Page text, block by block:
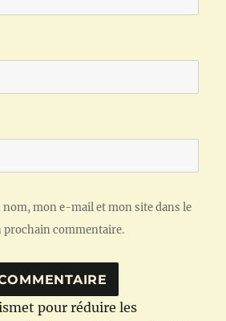
mon e-mail et mon site dans le
prochain commentaire.
pour réduire les